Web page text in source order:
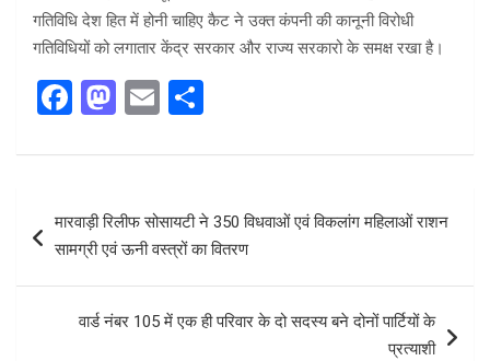
गतिविधि देश हित में होनी चाहिए कैट ने उक्त कंपनी की कानूनी विरोधी
गतिविधियों को लगातार केंद्र सरकार और राज्य सरकारो के समक्ष रखा है।
F
ce
o
o
k
M
st
o
d
n
E
ail ar
navigation
मारवाड़ी रिलीफ सोसायटी ने 350 विधवाओं एवं विकलांग महिलाओं राशन
सामग्री एवं ऊनी वस्त्रों का वितरण
वार्ड नंबर 105 में एक ही परिवार के दो सदस्य बने दोनों पार्टियों के
प्रत्याशी